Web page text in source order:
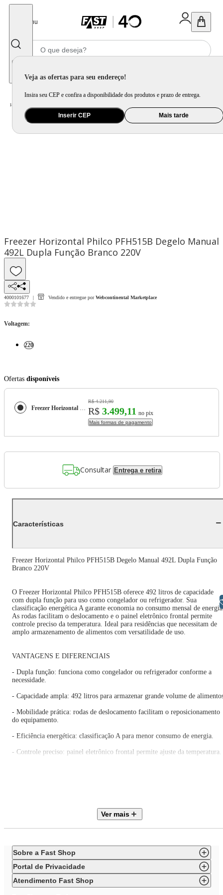
Menu
Veja as ofertas para seu endereço!
Insira seu CEP e confira a disponibilidade dos produtos e prazo de entrega.
Inserir CEP Mais tarde
Home
Freezer Horizontal Philco PFH515B Degelo Manual
492L Dupla Função Branco 220V
4000101677 Vendido e entregue por Webcontinental Marketplace
Voltagem:
220
Ofertas disponíveis
Freezer Horizontal Philco PFH515B Degelo Manual 492L Dupla Função Branco 220V
R$ 4.211,90
R$ 3.499,11 no pix
Mais formas de pagamento
Consultar Entrega e retira
Características
Freezer Horizontal Philco PFH515B Degelo Manual 492L Dupla Função
Branco 220V
O Freezer Horizontal Philco PFH515B oferece 492 litros de capacidade
com dupla função para uso como congelador ou refrigerador. Sua
classificação energética A garante economia no consumo mensal de
As rodas facilitam o deslocamento e o painel eletrônico frontal permite
controle preciso da temperatura. Ideal para residências que necessitam de
amplo armazenamento de alimentos com versatilidade de uso.
VANTAGENS E DIFERENCIAIS
- Dupla função: funciona como congelador ou refrigerador conforme a
necessidade.
- Capacidade ampla: 492 litros para armazenar grande volume de
- Mobilidade prática: rodas de deslocamento facilitam o reposicionamento
do equipamento.
- Eficiência energética: classificação A para menor consumo de energia.
- Controle preciso: painel eletrônico frontal permite ajuste da temperatura.
Potência: 195W
Capacidade total: 492L
Classificação energética: A
Consumo de energia: 64kWh/mês
Tipo de degelo: Manual
Gás refrigerante: R290
Ver mais
Sobre a Fast Shop
Portal de Privacidade
Atendimento Fast Shop
Libras